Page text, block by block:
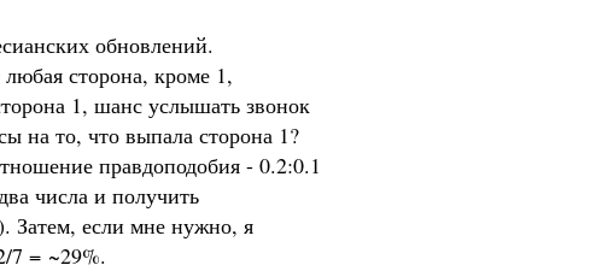
обновлений.
сторона, кроме 1,
1, шанс услышать звонок
на то, что выпала сторона 1?
правдоподобия - 0.2:0.1
числа и получить
Затем, если мне нужно, я
7 = ~29%.